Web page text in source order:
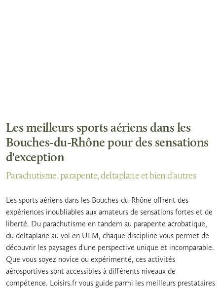
Les meilleurs sports aériens dans les
Bouches-du-Rhône pour des sensations
d'exception
Parachutisme, parapente, deltaplane et bien d'autres
Les sports aériens dans les Bouches-du-Rhône offrent des
expériences inoubliables aux amateurs de sensations fortes et de
liberté. Du parachutisme en tandem au parapente acrobatique,
du deltaplane au vol en ULM, chaque discipline vous permet de
découvrir les paysages d'une perspective unique et incomparable.
Que vous soyez novice ou expérimenté, ces activités
aérosportives sont accessibles à différents niveaux de
compétence. Loisirs.fr vous guide parmi les meilleurs prestataires